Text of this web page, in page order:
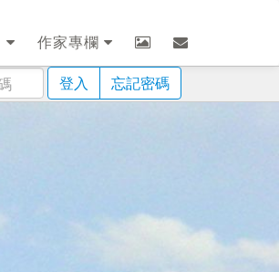
作家專欄
登入 忘記密碼